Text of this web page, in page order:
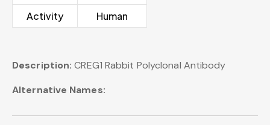
Activity
Human
Description: CREG1 Rabbit Polyclonal Antibody
Alternative Names: